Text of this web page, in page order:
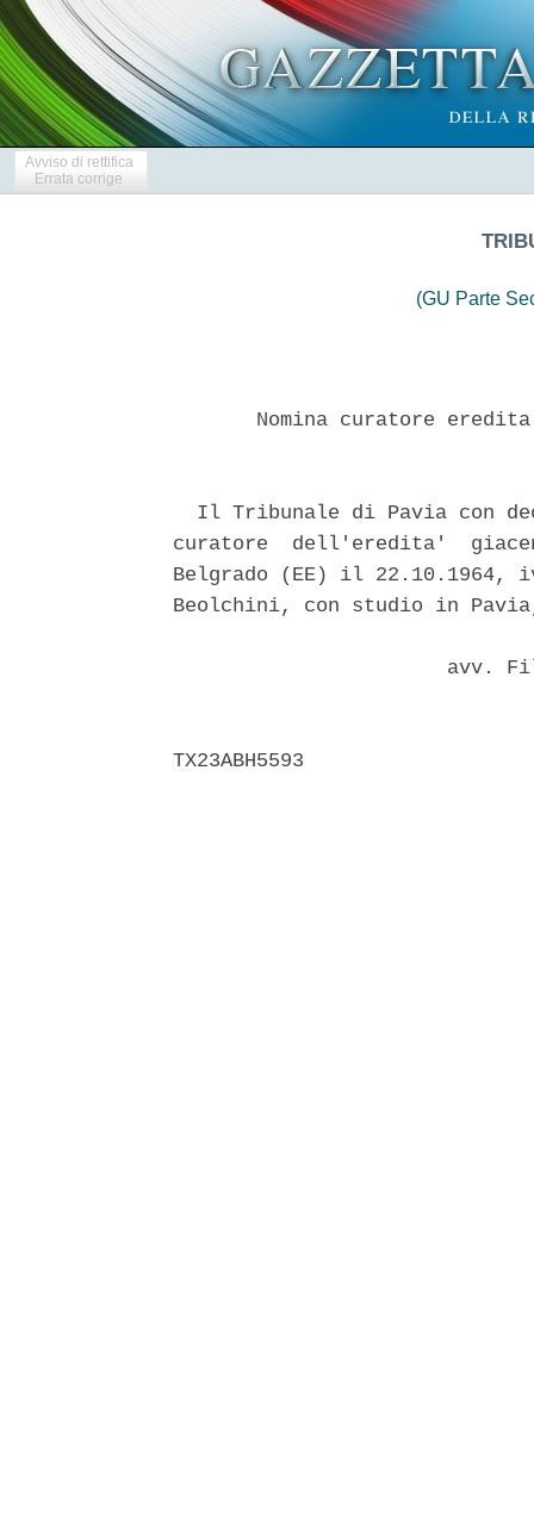
Avviso di rettifica
Errata corrige
(GU Parte
Nomina curatore
Il Tribunale di Pavia con
curatore  dell'eredita'
Belgrado (EE) il 22.10.1964,
Beolchini, con studio in
avv.